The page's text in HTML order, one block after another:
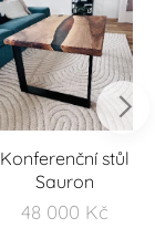
Konferenční stůl
Sauron
48 000 Kč